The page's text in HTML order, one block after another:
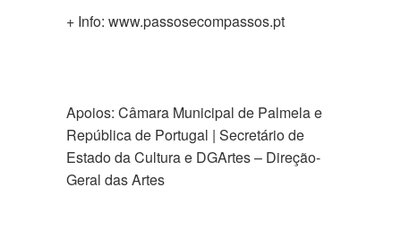
+ Info: www.passosecompassos.pt
Apoios: Câmara Municipal de Palmela e
República de Portugal | Secretário de
Estado da Cultura e DGArtes – Direção-
Geral das Artes